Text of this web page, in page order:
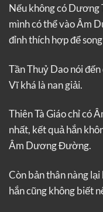
Nếu không có
mình có thể vào Âm
đỉnh thích hợp để
Tần Thuỷ Dao nói
Vĩ khá là nan giải.
Thiên Tà Giáo chỉ có
nhất, kết quả hắn
Âm Dương Đường.
Còn bản thân nàng
hắn cũng không biết